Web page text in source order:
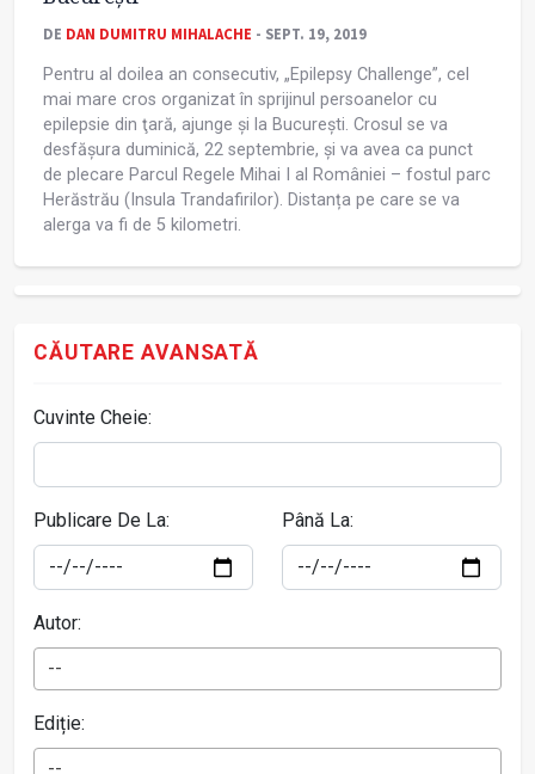
DE DAN DUMITRU MIHALACHE - SEPT. 19, 2019
Pentru al doilea an consecutiv, „Epilepsy Challenge”, cel
mai mare cros organizat în sprijinul persoanelor cu
epilepsie din ţară, ajunge și la București. Crosul se va
desfășura duminică, 22 septembrie, și va avea ca punct
de plecare Parcul Regele Mihai I al României – fostul parc
Herăstrău (Insula Trandafirilor). Distanța pe care se va
alerga va fi de 5 kilometri.
CĂUTARE AVANSATĂ
Cuvinte Cheie:
Publicare De La: Până La:
Autor:
--
Ediție:
--